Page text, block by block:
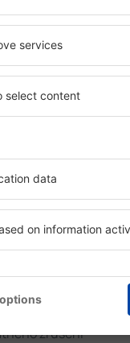
je
eSky. Díky
Do
příjezdu a
pokojů. A máte
všechna
ověřit
nebo
návštěvníků.
Martinez a
možnost
levných
stránce v
Ověřte
zrušení